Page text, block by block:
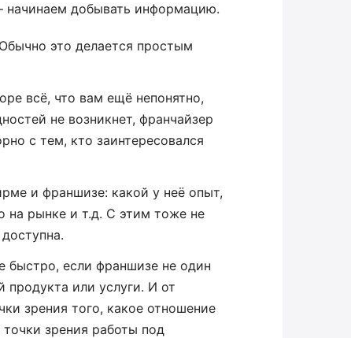
начинаем добывать информацию.
это делается простым
всё, что вам ещё непонятно,
не возникнет, франчайзер
с тем, кто заинтересовался
и франшизе: какой у неё опыт,
на рынке и т.д. С этим тоже не
если франшизе не один
продукта или услуги. И от
зрения того, какое отношение
зрения работы под